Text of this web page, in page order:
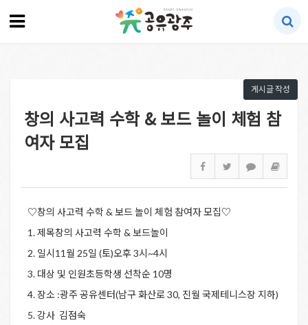
게시글 작성
창의 사고력 수학 & 보드 놀이 체험 참
여자 모집
♡창의 사고력 수학 & 보드 놀이 체험 참여자 모집♡
1. 제목창의 사고력 수학 & 보드놀이
2. 일시11월 25일 (토)오후 3시~4시
3. 대상 및 인원초등학생 선착순 10명
4. 장소 :광주 공유센터(남구 화산로 30, 진월 국제테니스장 지하)
5. 강사 김점숙